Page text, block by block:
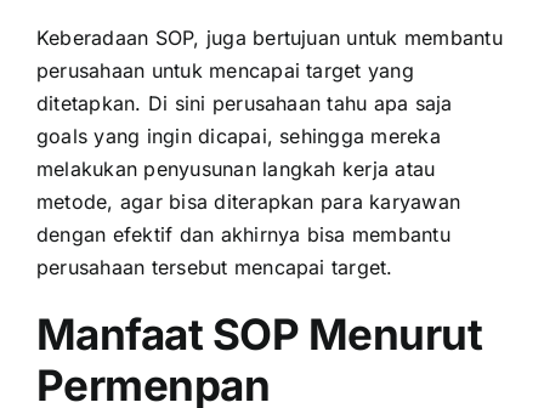
Keberadaan SOP, juga bertujuan untuk membantu
perusahaan untuk mencapai target yang
ditetapkan. Di sini perusahaan tahu apa saja
goals yang ingin dicapai, sehingga mereka
melakukan penyusunan langkah kerja atau
metode, agar bisa diterapkan para karyawan
dengan efektif dan akhirnya bisa membantu
perusahaan tersebut mencapai target.
Manfaat SOP Menurut
Permenpan